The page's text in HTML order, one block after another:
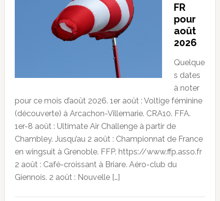
FR
pour
août
2026
Quelque
s dates
à noter
pour ce mois d’août 2026. 1er août : Voltige féminine
(découverte) à Arcachon-Villemarie. CRA10. FFA.
1er-8 août : Ultimate Air Challenge à partir de
Chambley. Jusqu’au 2 août : Championnat de France
en wingsuit à Grenoble. FFP. https://www.ffp.asso.fr
2 août : Café-croissant à Briare. Aéro-club du
Giennois. 2 août : Nouvelle […]